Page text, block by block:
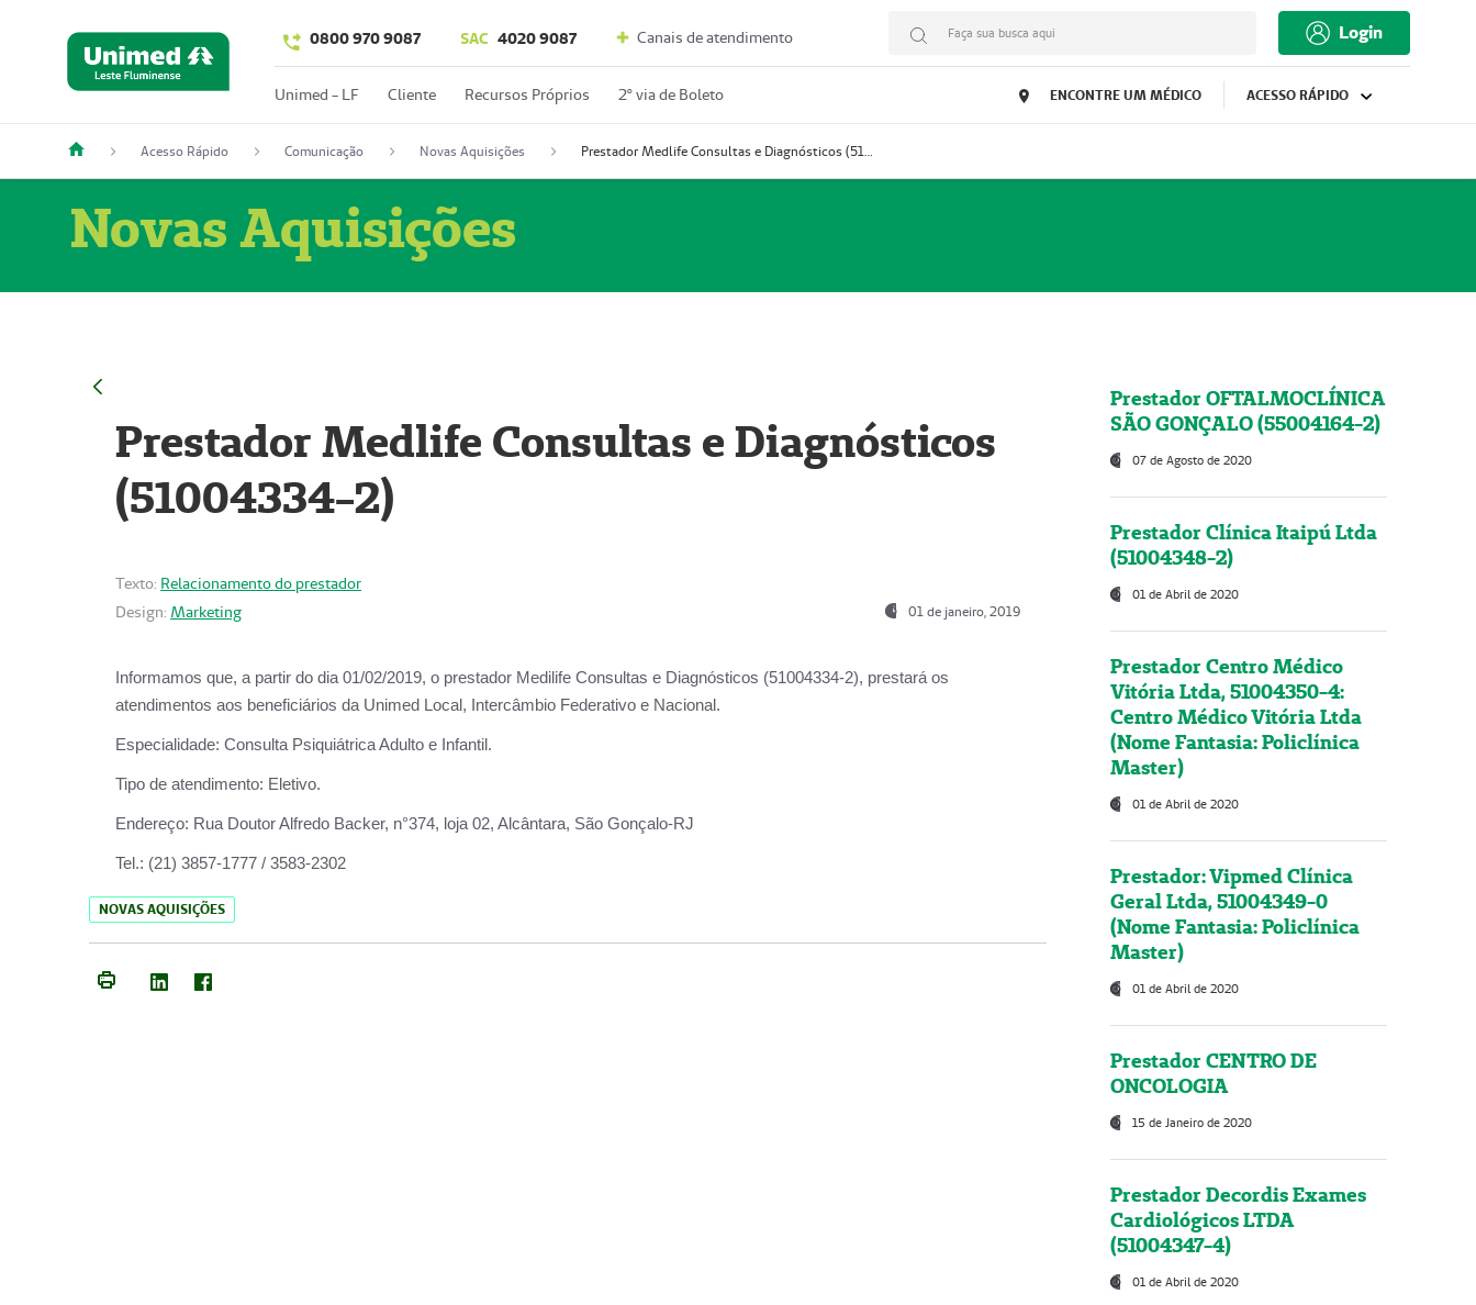
0800 970 9087 SAC 4020 9087 Canais de atendimento Faça sua busca aqui Login
Unimed - LF Cliente Recursos Próprios 2º via de Boleto ENCONTRE UM MÉDICO ACESSO RÁPIDO
Acesso Rápido Comunicação Novas Aquisições Prestador Medlife Consultas e Diagnósticos (51004334-2)
Novas Aquisições
Prestador Medlife Consultas e Diagnósticos
(51004334-2)
Texto: Relacionamento do prestador
Design: Marketing 01 de janeiro, 2019
Informamos que, a partir do dia 01/02/2019, o prestador Medilife Consultas e Diagnósticos (51004334-2), prestará os
atendimentos aos beneficiários da Unimed Local, Intercâmbio Federativo e Nacional.
Especialidade: Consulta Psiquiátrica Adulto e Infantil.
Tipo de atendimento: Eletivo.
Endereço: Rua Doutor Alfredo Backer, n°374, loja 02, Alcântara, São Gonçalo-RJ
Tel.: (21) 3857-1777 / 3583-2302
NOVAS AQUISIÇÕES
Prestador OFTALMOCLÍNICA
SÃO GONÇALO (55004164-2)
07 de Agosto de 2020
Prestador Clínica Itaipú Ltda
(51004348-2)
01 de Abril de 2020
Prestador Centro Médico
Vitória Ltda, 51004350-4:
Centro Médico Vitória Ltda
(Nome Fantasia: Policlínica
Master)
01 de Abril de 2020
Prestador: Vipmed Clínica
Geral Ltda, 51004349-0
(Nome Fantasia: Policlínica
Master)
01 de Abril de 2020
Prestador CENTRO DE
ONCOLOGIA
15 de Janeiro de 2020
Prestador Decordis Exames
Cardiológicos LTDA
(51004347-4)
01 de Abril de 2020